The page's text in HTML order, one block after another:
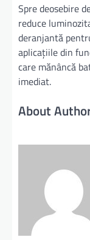
Spre deosebire
reduce
deranjantă
aplicațiile din
care mănâncă
imediat.
About